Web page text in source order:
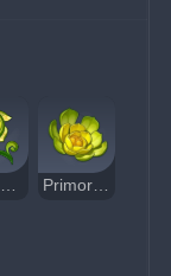
Worldspan Fern Primordial Greenbloom